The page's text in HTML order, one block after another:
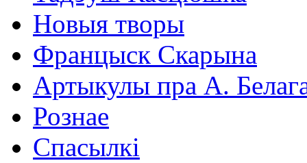
Новыя творы
Францыск Скарына
Артыкулы пра А.
Рознае
Спасылкі